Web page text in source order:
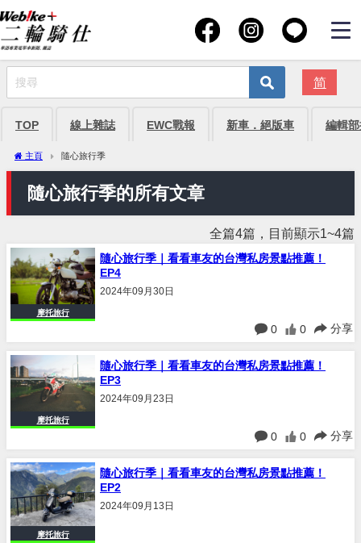
简
TOP 線上雜誌 EWC戰報 新車．絕版車 編輯
主頁 隨心旅行季
隨心旅行季的所有文章
全篇4篇，目前顯示1~4篇
摩托旅行
隨心旅行季｜看看車友的台灣私房景點推薦！
EP4
2024年09月30日
0 0 分享
摩托旅行
隨心旅行季｜看看車友的台灣私房景點推薦！
EP3
2024年09月23日
0 0 分享
摩托旅行
隨心旅行季｜看看車友的台灣私房景點推薦！
EP2
2024年09月13日